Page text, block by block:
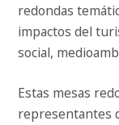
redondas
impactos del
social,
Estas mesas
representantes